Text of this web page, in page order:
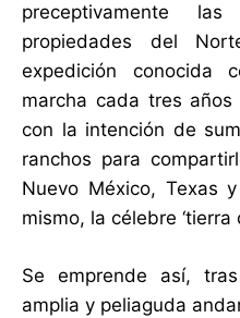
preceptivamente
propiedades del
expedición conocida
marcha cada tres
con la intención de
ranchos para
Nuevo México, Texas
mismo, la célebre ‘tierra
Se emprende así,
amplia y peliaguda